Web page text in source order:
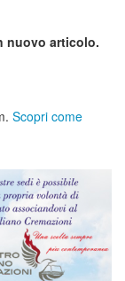
nuovo articolo.
Scopri come